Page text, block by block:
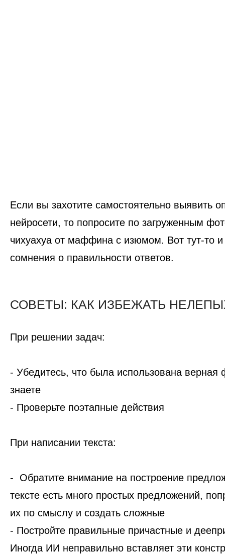
Если вы захотите самостоятельно выявить
нейросети, то попросите по загруженным
чихуахуа от маффина с изюмом. Вот тут-то и
сомнения о правильности ответов.
СОВЕТЫ: КАК ИЗБЕЖАТЬ
При решении задач:
- Убедитесь, что была использована
знаете
- Проверьте поэтапные действия
При написании текста:
- Обратите внимание на построение
тексте есть много простых предложений,
их по смыслу и создать сложные
- Постройте правильные причастные и
Иногда ИИ неправильно вставляет эти